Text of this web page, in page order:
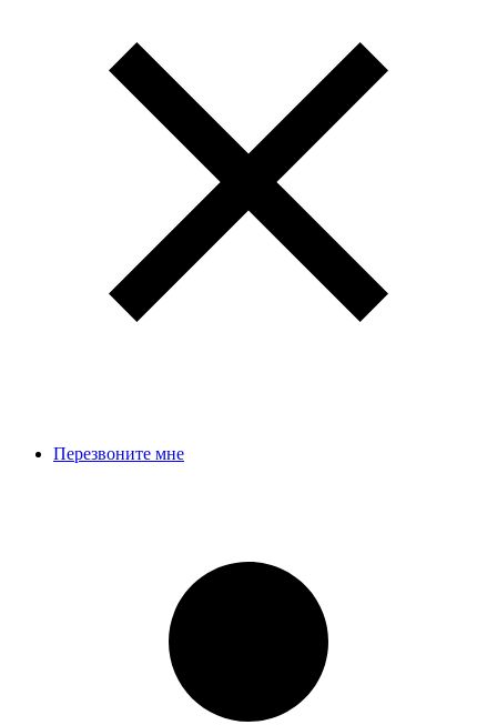
Перезвоните мне